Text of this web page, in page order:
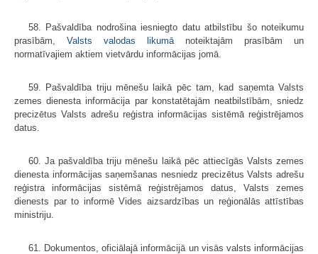
58. Pašvaldība nodrošina iesniegto datu atbilstību šo noteikumu
prasībām, Valsts valodas likumā noteiktajām prasībām un
normatīvajiem aktiem vietvārdu informācijas jomā.
59. Pašvaldība triju mēnešu laikā pēc tam, kad saņemta Valsts
zemes dienesta informācija par konstatētajām neatbilstībām, sniedz
precizētus Valsts adrešu reģistra informācijas sistēmā reģistrējamos
datus.
60. Ja pašvaldība triju mēnešu laikā pēc attiecīgās Valsts zemes
dienesta informācijas saņemšanas nesniedz precizētus Valsts adrešu
reģistra informācijas sistēmā reģistrējamos datus, Valsts zemes
dienests par to informē Vides aizsardzības un reģionālās attīstības
ministriju.
61. Dokumentos, oficiālajā informācijā un visās valsts informācijas